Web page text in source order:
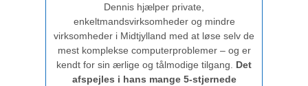
Dennis hjælper private,
enkeltmandsvirksomheder og mindre
virksomheder i Midtjylland med at løse selv de
mest komplekse computerproblemer – og er
kendt for sin ærlige og tålmodige tilgang. Det
afspejles i hans mange 5-stjernede